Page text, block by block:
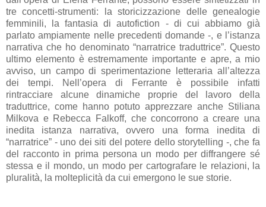
tre concetti-strumenti: la storicizzazione delle genealogie
femminili, la fantasia di autofiction - di cui abbiamo già
parlato ampiamente nelle precedenti domande -, e l’istanza
narrativa che ho denominato “narratrice traduttrice”. Questo
ultimo elemento è estremamente importante e apre, a mio
avviso, un campo di sperimentazione letteraria all’altezza
dei tempi. Nell’opera di Ferrante è possibile infatti
rintracciare alcune dinamiche proprie del lavoro della
traduttrice, come hanno potuto apprezzare anche Stiliana
Milkova e Rebecca Falkoff, che concorrono a creare una
inedita istanza narrativa, ovvero una forma inedita di
“narratrice” - uno dei siti del potere dello storytelling -, che fa
del racconto in prima persona un modo per diffrangere sé
stessa e il mondo, un modo per cartografare le relazioni, la
pluralità, la molteplicità da cui emergono le sue storie.